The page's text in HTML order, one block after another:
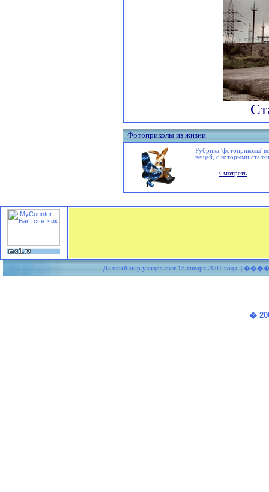
Фотоприколы из жизни
Рубрика 'фотоприколы'
вещей, с которыми
Смотреть
Далекий мир увидел свет 15 января 2007 года. |
�